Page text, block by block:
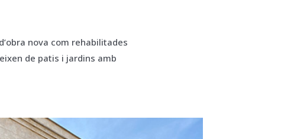
nova com rehabilitades
de patis i jardins amb